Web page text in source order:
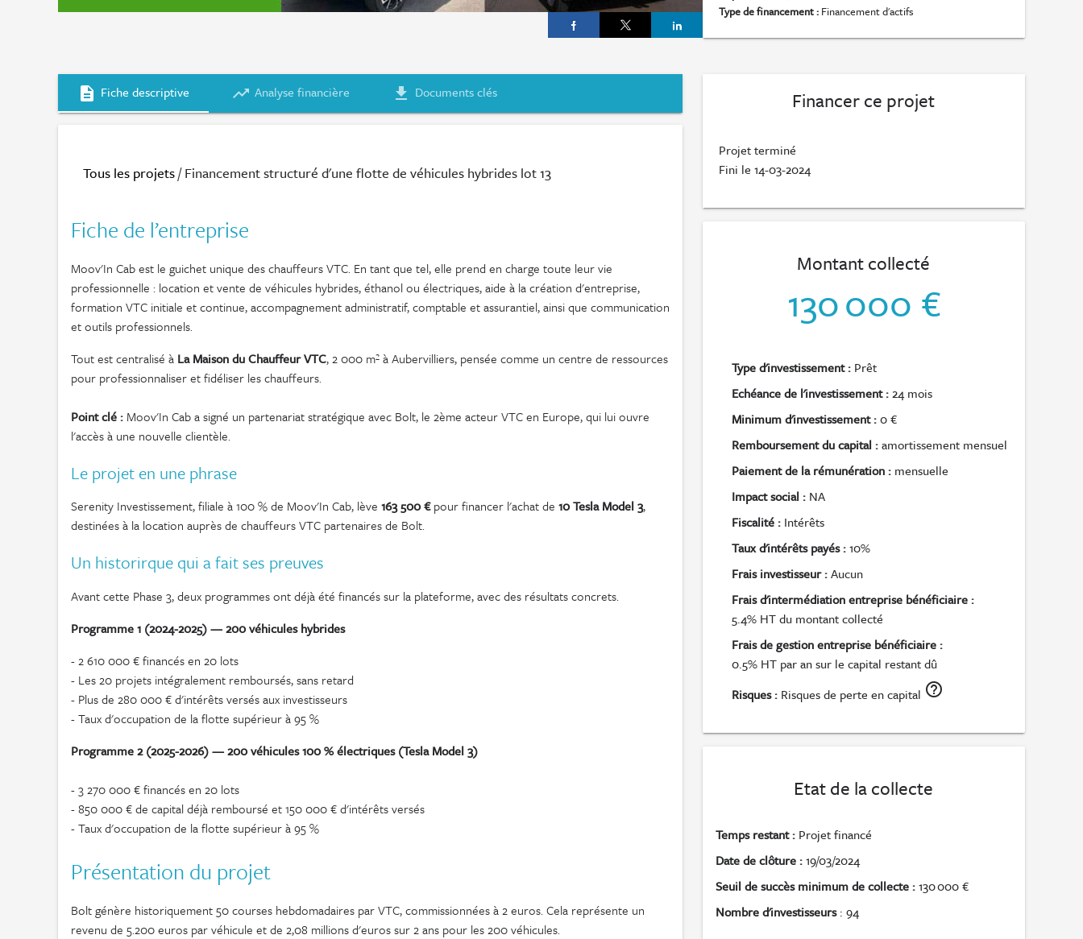
Type de financement : Financement d'actifs
description Fiche descriptive trending_up Analyse financière file_download Documents clés
Tous les projets/ Financement structuré d'une flotte de véhicules hybrides lot 13
Fiche de l’entreprise
Moov'In Cab est le guichet unique des chauffeurs VTC. En tant que tel, elle prend en charge toute leur vie
professionnelle : location et vente de véhicules hybrides, éthanol ou électriques, aide à la création d'entreprise,
formation VTC initiale et continue, accompagnement administratif, comptable et assurantiel, ainsi que communication
et outils professionnels.
Tout est centralisé à La Maison du Chauffeur VTC, 2 000 m² à Aubervilliers, pensée comme un centre de ressources
pour professionnaliser et fidéliser les chauffeurs.
Point clé : Moov'In Cab a signé un partenariat stratégique avec Bolt, le 2ème acteur VTC en Europe, qui lui ouvre
l'accès à une nouvelle clientèle.
Le projet en une phrase
Serenity Investissement, filiale à 100 % de Moov'In Cab, lève 163 500 €pour financer l'achat de 10 Tesla Model 3,
destinées à la location auprès de chauffeurs VTC partenaires de Bolt.
Un historirque qui a fait ses preuves
Avant cette Phase 3, deux programmes ont déjà été financés sur la plateforme, avec des résultats concrets.
Programme 1 (2024-2025) — 200 véhicules hybrides
- 2 610 000 € financés en 20 lots
- Les 20 projets intégralement remboursés, sans retard
- Plus de 280 000 € d'intérêts versés aux investisseurs
- Taux d'occupation de la flotte supérieur à 95 %
Programme 2 (2025-2026) — 200 véhicules 100 % électriques (Tesla Model 3)
- 3 270 000 € financés en 20 lots
- 850 000 € de capital déjà remboursé et 150 000 € d'intérêts versés
- Taux d'occupation de la flotte supérieur à 95 %
Présentation du projet
Bolt génère historiquement 50 courses hebdomadaires par VTC, commissionnées à 2 euros. Cela représente un
revenu de 5.200 euros par véhicule et de 2,08 millions d'euros sur 2 ans pour les 200 véhicules.
Financer ce projet
Projet terminé
Fini le 14-03-2024
Montant collecté
130 000 €
Type d'investissement : Prêt
Echéance de l'investissement :24 mois
Minimum d'investissement :0 €
Remboursement du capital :amortissement mensuel
Paiement de la rémunération : mensuelle
Impact social : NA
Fiscalité : Intérêts
Taux d'intérêts payés :10%
Frais investisseur :Aucun
Frais d'intermédiation entreprise bénéficiaire :
5.4% HT du montant collecté
Frais de gestion entreprise bénéficiaire :
0.5% HT par an sur le capital restant dû
Risques : Risques de perte en capital help_outline
Etat de la collecte
Temps restant : Projet financé
Date de clôture :19/03/2024
Seuil de succès minimum de collecte :130 000 €
Nombre d'investisseurs: 94